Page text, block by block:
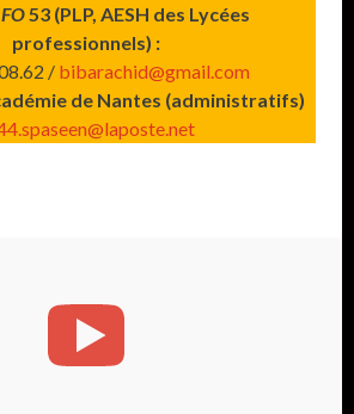
FO53 (PLP, AESH des Lycées
professionnels) :
/ bibarachid@gmail.com
de Nantes (administratifs)